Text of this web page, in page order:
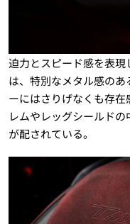
迫力とスピード感を表
は、特別なメタル感の
ーにはさりげなくも存
レムやレッグシールド
が配されている。